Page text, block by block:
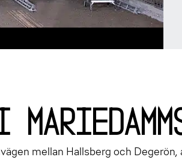
mellan Hallsberg och Degerön,